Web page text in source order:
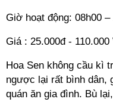
Giờ hoạt động: 08h00 –
Giá : 25.000đ -
Hoa Sen không cầu kì
ngược lại rất bình dân,
quán ăn gia đình. Bù